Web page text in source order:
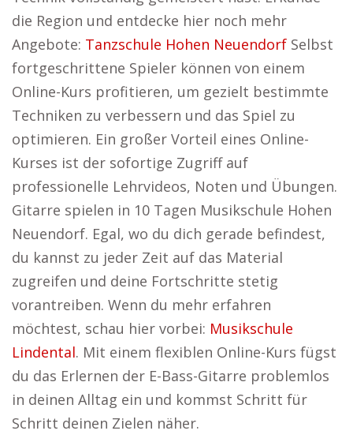
die Region und entdecke hier noch mehr
Angebote: Tanzschule Hohen Neuendorf Selbst
fortgeschrittene Spieler können von einem
Online-Kurs profitieren, um gezielt bestimmte
Techniken zu verbessern und das Spiel zu
optimieren. Ein großer Vorteil eines Online-
Kurses ist der sofortige Zugriff auf
professionelle Lehrvideos, Noten und Übungen.
Gitarre spielen in 10 Tagen Musikschule Hohen
Neuendorf. Egal, wo du dich gerade befindest,
du kannst zu jeder Zeit auf das Material
zugreifen und deine Fortschritte stetig
vorantreiben. Wenn du mehr erfahren
möchtest, schau hier vorbei: Musikschule
Lindental. Mit einem flexiblen Online-Kurs fügst
du das Erlernen der E-Bass-Gitarre problemlos
in deinen Alltag ein und kommst Schritt für
Schritt deinen Zielen näher.